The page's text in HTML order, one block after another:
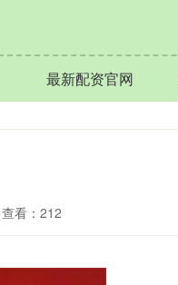
最新配资官网
查看：212